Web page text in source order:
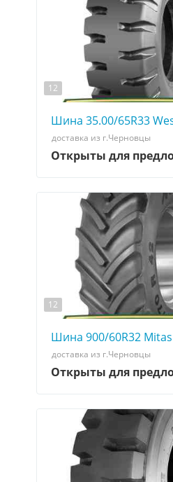
12
Шина 35.00/65R33
доставка из г.Черновцы
Открыты для
12
Шина 900/60R32
доставка из г.Черновцы
Открыты для